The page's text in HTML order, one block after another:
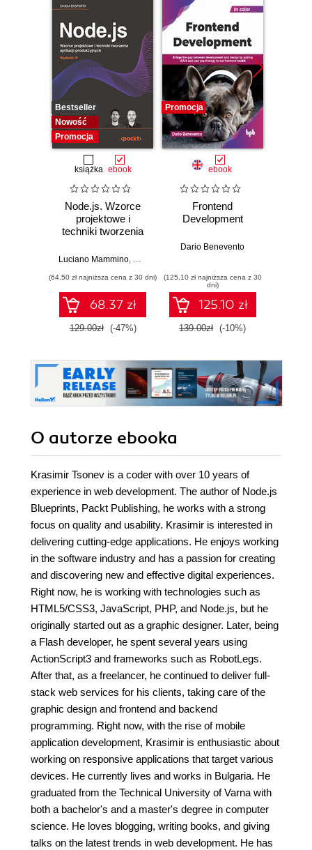
Bestseller
Nowość
Promocja
książka ebook
Node.js. Wzorce
projektowe i
techniki tworzenia
produkcyjnych.
Luciano Mammino, Mario Casciaro
(64,50 zł najniższa cena z 30 dni)
68.37 zł
129.00zł (-47%)
Promocja
ebook
Frontend
Development
Dario Benevento
(125,10 zł najniższa cena z 30
dni)
125.10 zł
139.00zł (-10%)
O autorze ebooka
Krasimir Tsonev is a coder with over 10 years of
experience in web development. The author of Node.js
Blueprints, Packt Publishing, he works with a strong
focus on quality and usability. Krasimir is interested in
delivering cutting-edge applications. He enjoys working
in the software industry and has a passion for creating
and discovering new and effective digital experiences.
Right now, he is working with technologies such as
HTML5/CSS3, JavaScript, PHP, and Node.js, but he
originally started out as a graphic designer. Later, being
a Flash developer, he spent several years using
ActionScript3 and frameworks such as RobotLegs.
After that, as a freelancer, he continued to deliver full-
stack web services for his clients, taking care of the
graphic design and frontend and backend
programming. Right now, with the rise of mobile
application development, Krasimir is enthusiastic about
working on responsive applications that target various
devices. He currently lives and works in Bulgaria. He
graduated from the Technical University of Varna with
both a bachelor's and a master's degree in computer
science. He loves blogging, writing books, and giving
talks on the latest trends in web development. He has